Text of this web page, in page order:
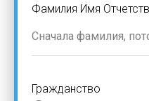
Фамилия Имя
Гражданство